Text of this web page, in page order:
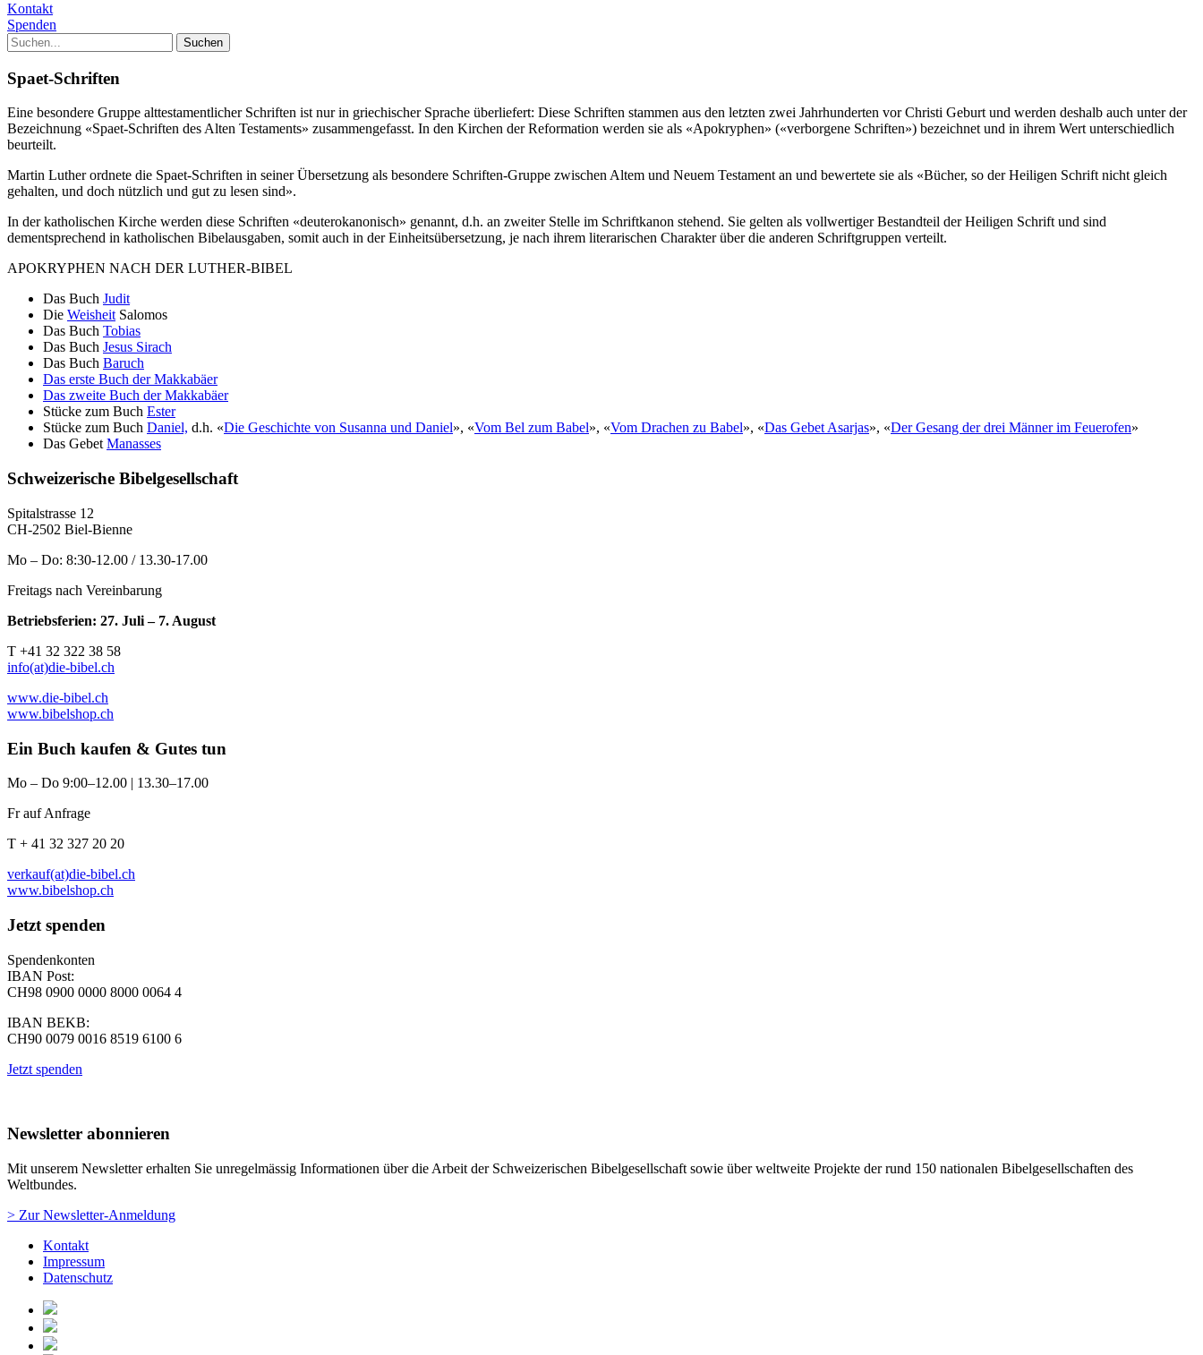
Kontakt
Spenden
Spaet-Schriften
Eine besondere Gruppe alttestamentlicher Schriften ist nur in griechischer Sprache überliefert: Diese Schriften stammen aus den letzten zwei Jahrhunderten vor Christi Geburt und werden deshalb auch unter der
Bezeichnung «Spaet-Schriften des Alten Testaments» zusammengefasst. In den Kirchen der Reformation werden sie als «Apokryphen» («verborgene Schriften») bezeichnet und in ihrem Wert unterschiedlich
beurteilt.
Martin Luther ordnete die Spaet-Schriften in seiner Übersetzung als besondere Schriften-Gruppe zwischen Altem und Neuem Testament an und bewertete sie als «Bücher, so der Heiligen Schrift nicht gleich
gehalten, und doch nützlich und gut zu lesen sind».
In der katholischen Kirche werden diese Schriften «deuterokanonisch» genannt, d.h. an zweiter Stelle im Schriftkanon stehend. Sie gelten als vollwertiger Bestandteil der Heiligen Schrift und sind
dementsprechend in katholischen Bibelausgaben, somit auch in der Einheitsübersetzung, je nach ihrem literarischen Charakter über die anderen Schriftgruppen verteilt.
APOKRYPHEN NACH DER LUTHER-BIBEL
Das Buch Judit
Die WeisheitSalomos
Das Buch Tobias
Das Buch Jesus Sirach
Das Buch Baruch
Das erste Buch der Makkabäer
Das zweite Buch der Makkabäer
Stücke zum Buch Ester
Stücke zum Buch Daniel, d.h. «Die Geschichte von Susanna und Daniel», «Vom Bel zum Babel», «Vom Drachen zu Babel», «Das Gebet Asarjas», «Der Gesang der drei Männer im Feuerofen»
Das GebetManasses
Schweizerische Bibelgesellschaft
Spitalstrasse 12
CH-2502 Biel-Bienne
Mo – Do: 8:30-12.00 / 13.30-17.00
Freitags nach Vereinbarung
Betriebsferien: 27. Juli – 7. August
T +41 32 322 38 58
info(at)die-bibel.ch
www.die-bibel.ch
www.bibelshop.ch
Ein Buch kaufen & Gutes tun
Mo – Do 9:00–12.00 | 13.30–17.00
Fr auf Anfrage
T + 41 32 327 20 20
verkauf(at)die-bibel.ch
www.bibelshop.ch
Jetzt spenden
Spendenkonten
IBAN Post:
CH98 0900 0000 8000 0064 4
IBAN BEKB:
CH90 0079 0016 8519 6100 6
Jetzt spenden
Newsletter abonnieren
Mit unserem Newsletter erhalten Sie unregelmässig Informationen über die Arbeit der Schweizerischen Bibelgesellschaft sowie über weltweite Projekte der rund 150 nationalen Bibelgesellschaften des
Weltbundes.
> Zur Newsletter-Anmeldung
Kontakt
Impressum
Datenschutz